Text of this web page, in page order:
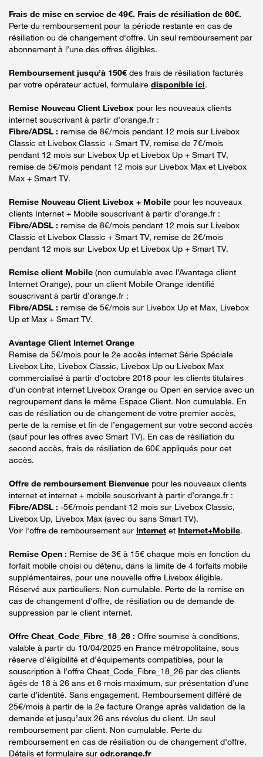
Frais de mise en service de 49€. Frais de résiliation de 60€.
Perte du remboursement pour la période restante en cas de
résiliation ou de changement d'offre. Un seul remboursement par
abonnement à l’une des offres éligibles.
Remboursement jusqu’à 150€ des frais de résiliation facturés
par votre opérateur actuel, formulaire disponible ici.
Remise Nouveau Client Livebox pour les nouveaux clients
internet souscrivant à partir d’orange.fr :
Fibre/ADSL : remise de 8€/mois pendant 12 mois sur Livebox
Classic et Livebox Classic + Smart TV, remise de 7€/mois
pendant 12 mois sur Livebox Up et Livebox Up + Smart TV,
remise de 5€/mois pendant 12 mois sur Livebox Max et Livebox
Max + Smart TV.
Remise Nouveau Client Livebox + Mobile pour les nouveaux
clients Internet + Mobile souscrivant à partir d’orange.fr :
Fibre/ADSL : remise de 8€/mois pendant 12 mois sur Livebox
Classic et Livebox Classic + Smart TV, remise de 2€/mois
pendant 12 mois sur Livebox Up et Livebox Up + Smart TV.
Remise client Mobile (non cumulable avec l’Avantage client
Internet Orange), pour un client Mobile Orange identifié
souscrivant à partir d’orange.fr :
Fibre/ADSL : remise de 5€/mois sur Livebox Up et Max, Livebox
Up et Max + Smart TV.
Avantage Client Internet Orange
Remise de 5€/mois pour le 2e accès internet Série Spéciale
Livebox Lite, Livebox Classic, Livebox Up ou Livebox Max
commercialisé à partir d’octobre 2018 pour les clients titulaires
d’un contrat internet Livebox Orange ou Open en service avec un
regroupement dans le même Espace Client. Non cumulable. En
cas de résiliation ou de changement de votre premier accès,
perte de la remise et fin de l’engagement sur votre second accès
(sauf pour les offres avec Smart TV). En cas de résiliation du
second accès, frais de résiliation de 60€ appliqués pour cet
accès.
Offre de remboursement Bienvenue pour les nouveaux clients
internet et internet + mobile souscrivant à partir d’orange.fr :
Fibre/ADSL : -5€/mois pendant 12 mois sur Livebox Classic,
Livebox Up, Livebox Max (avec ou sans Smart TV).
Voir l'offre de remboursement sur Internet et Internet+Mobile.
Remise Open : Remise de 3€ à 15€ chaque mois en fonction du
forfait mobile choisi ou détenu, dans la limite de 4 forfaits mobile
supplémentaires, pour une nouvelle offre Livebox éligible.
Réservé aux particuliers. Non cumulable. Perte de la remise en
cas de changement d'offre, de résiliation ou de demande de
suppression par le client internet.
Offre Cheat_Code_Fibre_18_26 : Offre soumise à conditions,
valable à partir du 10/04/2025 en France métropolitaine, sous
réserve d’éligibilité et d’équipements compatibles, pour la
souscription à l’offre Cheat_Code_Fibre_18_26 par des clients
âgés de 18 à 26 ans et 6 mois maximum, sur présentation d’une
carte d’identité. Sans engagement. Remboursement différé de
25€/mois à partir de la 2e facture Orange après validation de la
demande et jusqu’aux 26 ans révolus du client. Un seul
remboursement par client. Non cumulable. Perte du
remboursement en cas de résiliation ou de changement d’offre.
Détails et formulaire sur odr.orange.fr